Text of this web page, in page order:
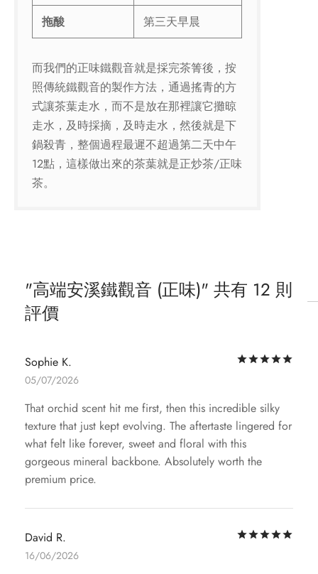
拖酸
第三天早晨
而我們的正味鐵觀音就是採完茶箐後，按
照傳統鐵觀音的製作方法，通過搖青的方
式讓茶葉走水，而不是放在那裡讓它攤晾
走水，及時採摘，及時走水，然後就是下
鍋殺青，整個過程最遲不超過第二天中午
12點，這樣做出來的茶葉就是正炒茶/正味
茶。
高端安溪鐵觀音 (正味) 共有 12 則
評價
Sophie K.
05/07/2026
That orchid scent hit me first, then this incredible silky
texture that just kept evolving. The aftertaste lingered for
what felt like forever, sweet and floral with this
gorgeous mineral backbone. Absolutely worth the
premium price.
David R.
16/06/2026